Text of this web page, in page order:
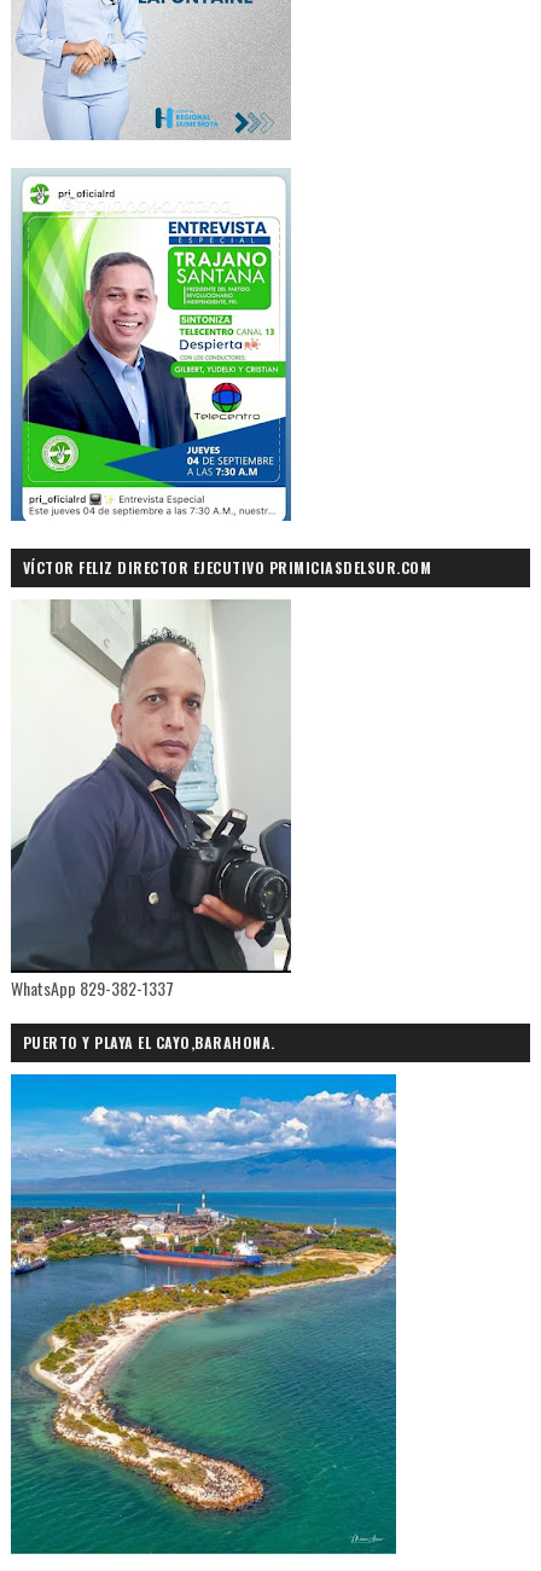
VÍCTOR FELIZ DIRECTOR EJECUTIVO PRIMICIASDELSUR.COM
WhatsApp 829-382-1337
PUERTO Y PLAYA EL CAYO,BARAHONA.